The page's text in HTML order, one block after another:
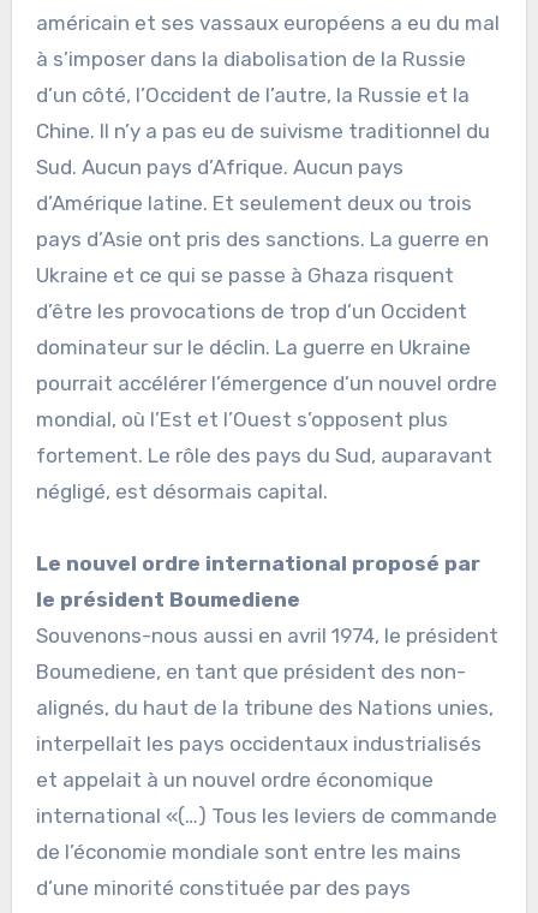
américain et ses vassaux européens a eu du mal
à s’imposer dans la diabolisation de la Russie
d’un côté, l’Occident de l’autre, la Russie et la
Chine. Il n’y a pas eu de suivisme traditionnel du
Sud. Aucun pays d’Afrique. Aucun pays
d’Amérique latine. Et seulement deux ou trois
pays d’Asie ont pris des sanctions. La guerre en
Ukraine et ce qui se passe à Ghaza risquent
d’être les provocations de trop d’un Occident
dominateur sur le déclin. La guerre en Ukraine
pourrait accélérer l’émergence d’un nouvel ordre
mondial, où l’Est et l’Ouest s’opposent plus
fortement. Le rôle des pays du Sud, auparavant
négligé, est désormais capital.
Le nouvel ordre international proposé par
le président Boumediene
Souvenons-nous aussi en avril 1974, le président
Boumediene, en tant que président des non-
alignés, du haut de la tribune des Nations unies,
interpellait les pays occidentaux industrialisés
et appelait à un nouvel ordre économique
international «(…) Tous les leviers de commande
de l’économie mondiale sont entre les mains
d’une minorité constituée par des pays